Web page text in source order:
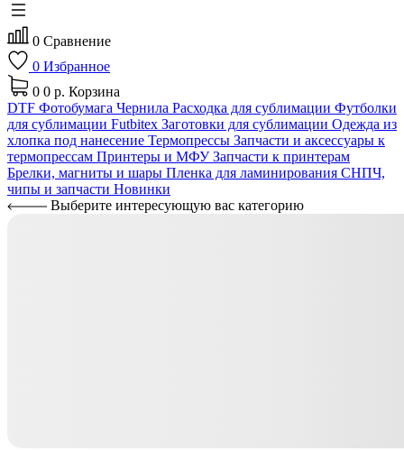
0 Сравнение
0 Избранное
0 0 р. Корзина
DTF Фотобумага Чернила Расходка для сублимации Футболки
для сублимации Futbitex Заготовки для сублимации Одежда из
хлопка под нанесение Термопрессы Запчасти и аксессуары к
термопрессам Принтеры и МФУЗапчасти к принтерам
Брелки, магниты и шары Пленка для ламинирования СНПЧ,
чипы и запчасти Новинки
Выберите интересующую вас категорию